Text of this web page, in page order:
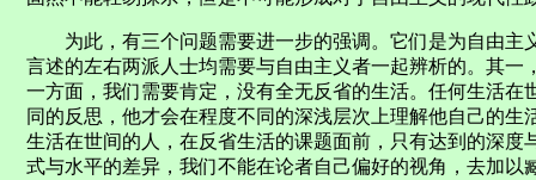
为此，有三个问题需要进一步的强调。它们是为自由主
言述的左右两派人士均需要与自由主义者一起辨析的。其
一方面，我们需要肯定，没有全无反省的生活。任何生活
同的反思，他才会在程度不同的深浅层次上理解他自己的
生活在世间的人，在反省生活的课题面前，只有达到的深
式与水平的差异，我们不能在论者自己偏好的视角，去加